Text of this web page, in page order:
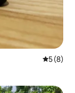
5 (8)